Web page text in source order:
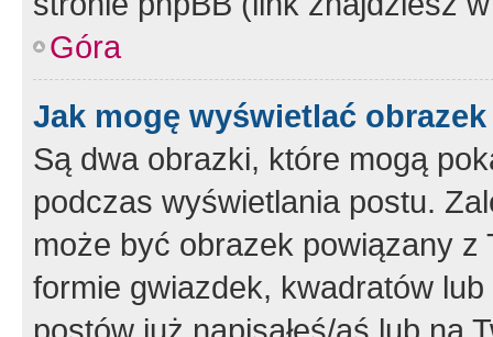
Góra
Jak mogę wyświetlać
Są dwa obrazki, które mogą
podczas wyświetlania postu.
może być obrazek powiązany z
formie gwiazdek, kwadratów